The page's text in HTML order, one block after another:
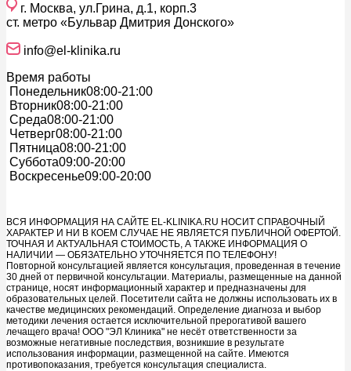
г. Москва, ул.Грина, д.1, корп.3
ст. метро «Бульвар Дмитрия Донского»
info@el-klinika.ru
Время работы
Понедельник08:00-21:00
Вторник08:00-21:00
Среда08:00-21:00
Четверг08:00-21:00
Пятница08:00-21:00
Суббота09:00-20:00
Воскресенье09:00-20:00
ВСЯ ИНФОРМАЦИЯ НА САЙТЕ EL-KLINIKA.RU НОСИТ СПРАВОЧНЫЙ
ХАРАКТЕР И НИ В КОЕМ СЛУЧАЕ НЕ ЯВЛЯЕТСЯ ПУБЛИЧНОЙ ОФЕРТОЙ.
ТОЧНАЯ И АКТУАЛЬНАЯ СТОИМОСТЬ, А ТАКЖЕ ИНФОРМАЦИЯ О
НАЛИЧИИ — ОБЯЗАТЕЛЬНО УТОЧНЯЕТСЯ ПО ТЕЛЕФОНУ!
Повторной консультацией является консультация, проведенная в течение
30 дней от первичной консультации. Материалы, размещенные на данной
странице, носят информационный характер и предназначены для
образовательных целей. Посетители сайта не должны использовать их в
качестве медицинских рекомендаций. Определение диагноза и выбор
методики лечения остается исключительной прерогативой вашего
лечащего врача! ООО "ЭЛ Клиника" не несёт ответственности за
возможные негативные последствия, возникшие в результате
использования информации, размещенной на сайте. Имеются
противопоказания, требуется консультация специалиста.